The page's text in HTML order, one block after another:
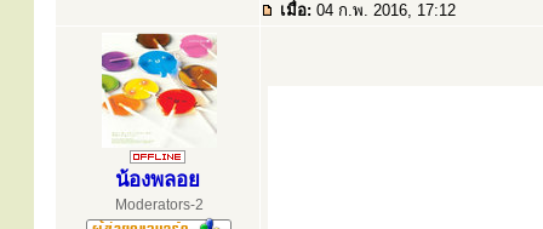
เมื่อ: 04 ก.พ. 2016, 17:12
น้องพลอย
Moderators-2